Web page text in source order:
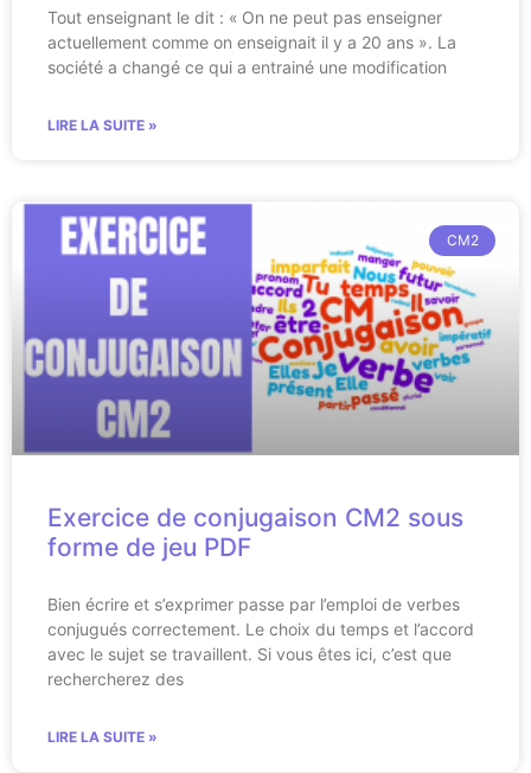
Tout enseignant le dit : « On ne peut pas enseigner
actuellement comme on enseignait il y a 20 ans ». La
société a changé ce qui a entrainé une modification
LIRE LA SUITE »
CM2
Exercice de conjugaison CM2 sous
forme de jeu PDF
Bien écrire et s’exprimer passe par l’emploi de verbes
conjugués correctement. Le choix du temps et l’accord
avec le sujet se travaillent. Si vous êtes ici, c’est que
rechercherez des
LIRE LA SUITE »